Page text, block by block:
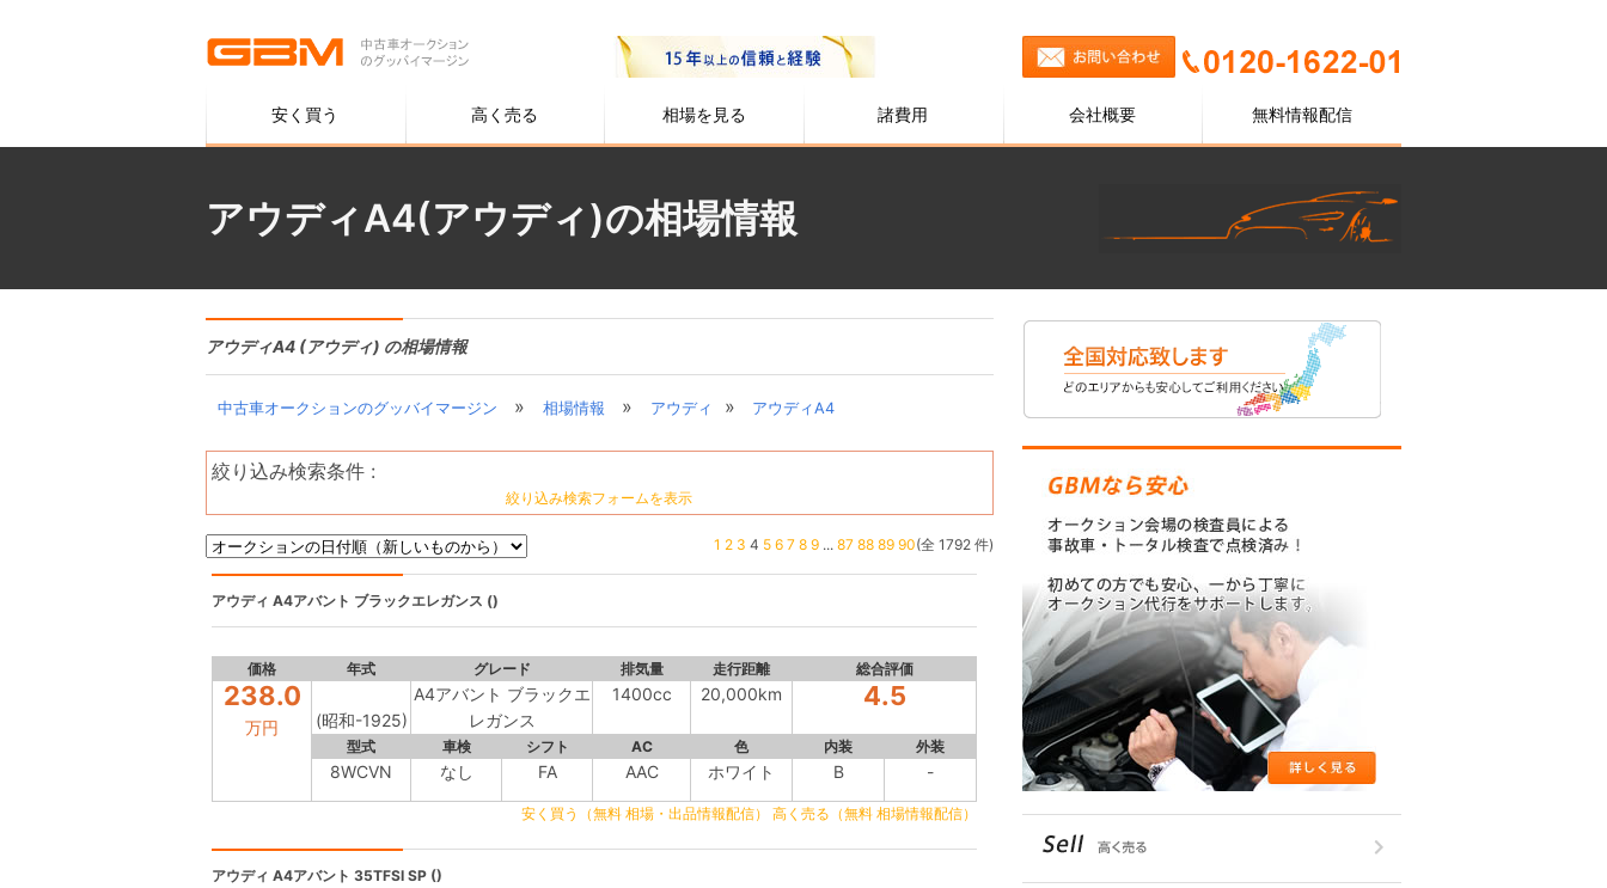
安く買う 高く売る 相場を見る 諸費用 会社概要 無料情報配信
アウディA4(アウディ)の相場情報
アウディA4 (アウディ) の相場情報
中古車オークションのグッバイマージン » 相場情報 » アウディ » アウディA4
絞り込み検索条件 :
絞り込み検索フォームを表示
1 2 3 4 5 6 7 8 9... 87 88 89 90(全 1792 件)
アウディ A4アバント ブラックエレガンス ()
価格 年式 グレード 排気量 走行距離 総合評価
238.0
万円 (昭和-1925)
A4アバント ブラックエ
レガンス
1400cc 20,000km 4.5
型式 車検 シフト AC 色 内装 外装
8WCVN なし FA AAC ホワイト B -
安く買う（無料 相場・出品情報配信） 高く売る（無料 相場情報配信）
アウディ A4アバント 35TFSI SP ()